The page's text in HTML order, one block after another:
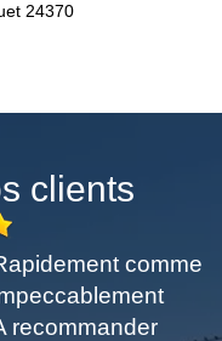
24370
clients
comme